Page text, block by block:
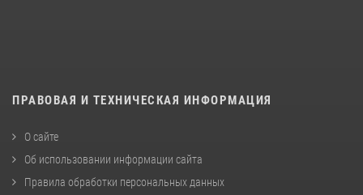
ПРАВОВАЯ И ТЕХНИЧЕСКАЯ ИНФОРМАЦИЯ
О сайте
Об использовании информации сайта
Правила обработки персональных данных